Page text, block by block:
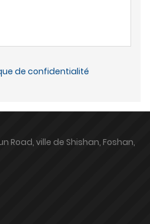
de confidentialité
Road, ville de Shishan, Foshan,